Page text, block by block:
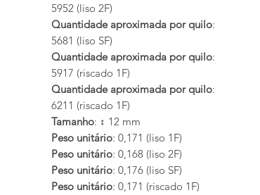
5952 (liso 2F)
Quantidade aproximada por quilo:
5681 (liso SF)
Quantidade aproximada por quilo:
5917 (riscado 1F)
Quantidade aproximada por quilo:
6211 (riscado 1F)
Tamanho: ↕ 12 mm
Peso unitário: 0,171 (liso 1F)
Peso unitário: 0,168 (liso 2F)
Peso unitário: 0,176 (liso SF)
Peso unitário: 0,171 (riscado 1F)